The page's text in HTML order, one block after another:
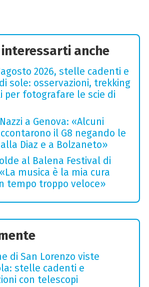
anche
2026, stelle cadenti e
sole: osservazioni, trekking
per fotografare le scie di
a Genova: «Alcuni
il G8 negando le
Diaz e a Bolzaneto»
al Balena Festival di
musica è la mia cura
tempo troppo veloce»
di San Lorenzo viste
stelle cadenti e
con telescopi